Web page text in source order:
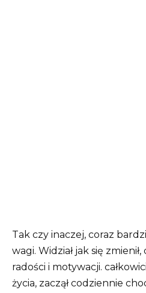
Tak czy inaczej, coraz
wagi. Widział jak się
radości i motywacji.
życia, zaczął codziennie